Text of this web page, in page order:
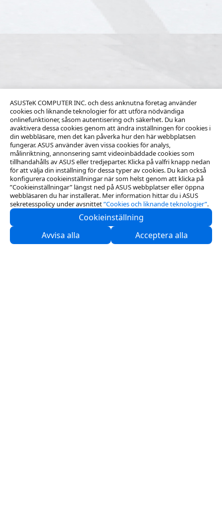
ASUSTeK COMPUTER INC. och dess anknutna företag använder
cookies och liknande teknologier för att utföra nödvändiga
onlinefunktioner, såsom autentisering och säkerhet. Du kan
avaktivera dessa cookies genom att ändra inställningen för cookies i
din webbläsare, men det kan påverka hur den här webbplatsen
fungerar. ASUS använder även vissa cookies för analys,
målinriktning, annonsering samt videoinbäddade cookies som
tillhandahålls av ASUS eller tredjeparter. Klicka på valfri knapp nedan
för att välja din inställning för dessa typer av cookies. Du kan också
konfigurera cookieinställningar när som helst genom att klicka på
”Cookieinställningar” längst ned på ASUS webbplatser eller öppna
webbläsaren du har installerat. Mer information hittar du i ASUS
sekretesspolicy under avsnittet”Cookies och liknande teknologier”.
Cookieinställning
Avvisa alla
Acceptera alla
Kontakta oss